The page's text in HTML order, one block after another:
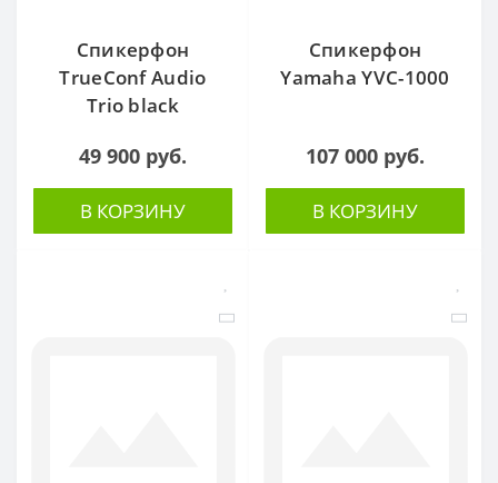
Спикерфон
TrueConf Audio
Trio black
49 900 руб.
В КОРЗИНУ
Спикерфон
Yamaha YVC-1000
107 000 руб.
В КОРЗИНУ